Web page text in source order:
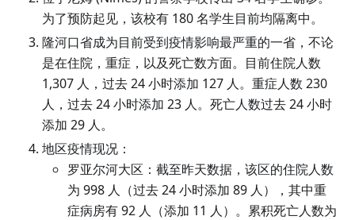
为了预防起见，该校有 180 名学生目前均隔离中。
隆河口省成为目前受到疫情影响最严重的一省，不论
是在住院，重症，以及死亡数方面。目前住院人数
1,307 人，过去 24 小时添加 127 人。重症人数 230
人，过去 24 小时添加 23 人。死亡人数过去 24 小时
添加 29 人。
地区疫情现况：
罗亚尔河大区：截至昨天数据，该区的住院人数
为 998 人（过去 24 小时添加 89 人），其中重
症病房有 92 人（添加 11 人）。累积死亡人数为